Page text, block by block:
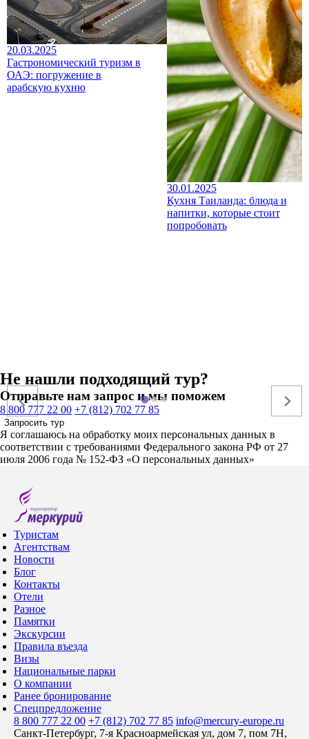
20.03.2025
Гастрономический туризм в
ОАЭ: погружение в
арабскую кухню
30.01.2025
Кухня Таиланда: блюда и
напитки, которые стоит
попробовать
Не нашли подходящий тур?
Отправьте нам запрос и мы поможем
8 800 777 22 00 +7 (812) 702 77 85
Запросить тур
Я соглашаюсь на обработку моих персональных данных в
соответствии с требованиями Федерального закона РФ от 27
июля 2006 года № 152-ФЗ «О персональных данных»
Туристам
Агентствам
Новости
Блог
Контакты
Отели
Разное
Памятки
Экскурсии
Правила въезда
Визы
Национальные парки
О компании
Ранее бронирование
Спецпредложение
8 800 777 22 00 +7 (812) 702 77 85 info@mercury-europe.ru
Санкт-Петербург, 7-я Красноармейская ул, дом 7, пом 7Н,